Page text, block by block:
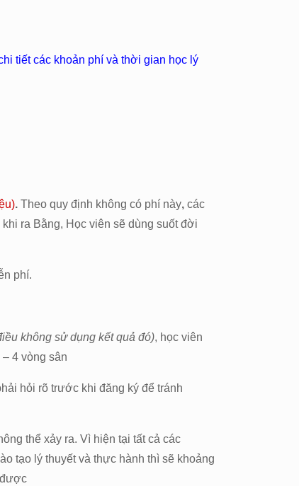
tiết các khoản phí và thời gian học lý
. Theo quy định không có phí này, các
ra Bằng, Học viên sẽ dùng suốt đời
phí.
không sử dụng kết quả đó), học viên
4 vòng sân
hỏi rõ trước khi đăng ký để tránh
thể xảy ra. Vì hiện tại tất cả các
tạo lý thuyết và thực hành thì sẽ khoảng
được